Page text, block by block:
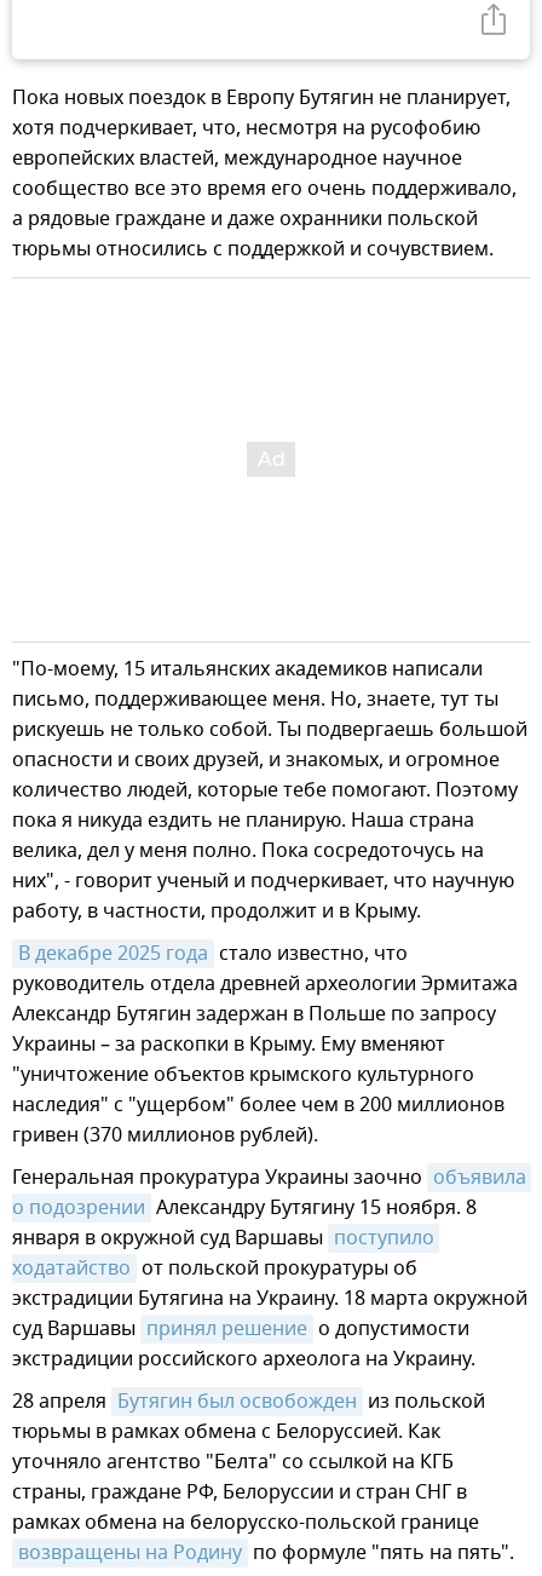
Пока новых поездок в Европу Бутягин не планирует,
хотя подчеркивает, что, несмотря на русофобию
европейских властей, международное научное
сообщество все это время его очень поддерживало,
а рядовые граждане и даже охранники польской
тюрьмы относились с поддержкой и сочувствием.
"По-моему, 15 итальянских академиков написали
письмо, поддерживающее меня. Но, знаете, тут ты
рискуешь не только собой. Ты подвергаешь большой
опасности и своих друзей, и знакомых, и огромное
количество людей, которые тебе помогают. Поэтому
пока я никуда ездить не планирую. Наша страна
велика, дел у меня полно. Пока сосредоточусь на
них", - говорит ученый и подчеркивает, что научную
работу, в частности, продолжит и в Крыму.
В декабре 2025 года стало известно, что
руководитель отдела древней археологии Эрмитажа
Александр Бутягин задержан в Польше по запросу
Украины – за раскопки в Крыму. Ему вменяют
"уничтожение объектов крымского культурного
наследия" с "ущербом" более чем в 200 миллионов
гривен (370 миллионов рублей).
Генеральная прокуратура Украины заочно объявила
о подозрении Александру Бутягину 15 ноября. 8
января в окружной суд Варшавы поступило
ходатайство от польской прокуратуры об
экстрадиции Бутягина на Украину. 18 марта окружной
суд Варшавы принял решение о допустимости
экстрадиции российского археолога на Украину.
28 апреля Бутягин был освобожден из польской
тюрьмы в рамках обмена с Белоруссией. Как
уточняло агентство "Белта" со ссылкой на КГБ
страны, граждане РФ, Белоруссии и стран СНГ в
рамках обмена на белорусско-польской границе
возвращены на Родину по формуле "пять на пять".